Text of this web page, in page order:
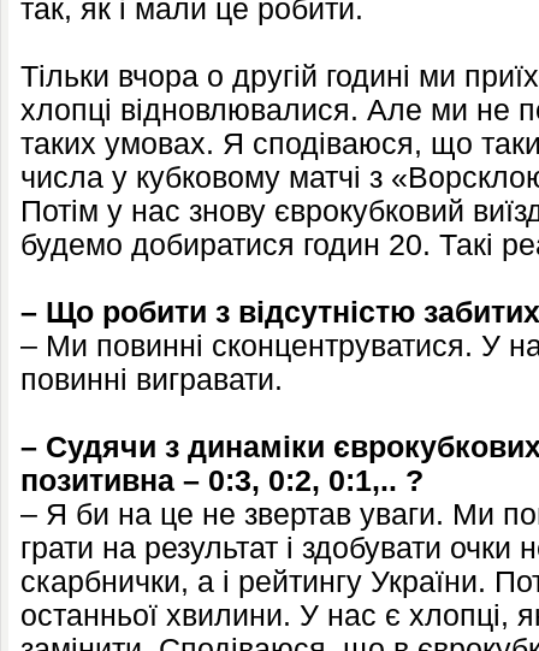
так, як і мали це робити.
Тільки вчора о другій годині ми
хлопці відновлювалися. Але ми не
таких умовах. Я сподіваюся, що
числа у кубковому матчі з
Потім у нас знову єврокубковий
будемо добиратися годин 20. Такі
– Що робити з відсутністю
– Ми повинні сконцентруватися. У
повинні вигравати.
– Судячи з динаміки
позитивна – 0:3, 0:2, 0:1,.. ?
– Я би на це не звертав уваги. Ми
грати на результат і здобувати очки
скарбнички, а і рейтингу України.
останньої хвилини. У нас є хлопці,